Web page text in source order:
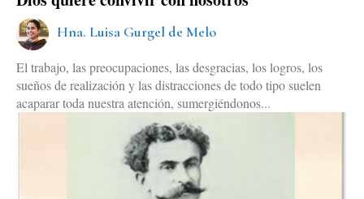
Hna. Luisa Gurgel de Melo
El trabajo, las preocupaciones, las desgracias, los logros, los
sueños de realización y las distracciones de todo tipo suelen
acaparar toda nuestra atención, sumergiéndonos...